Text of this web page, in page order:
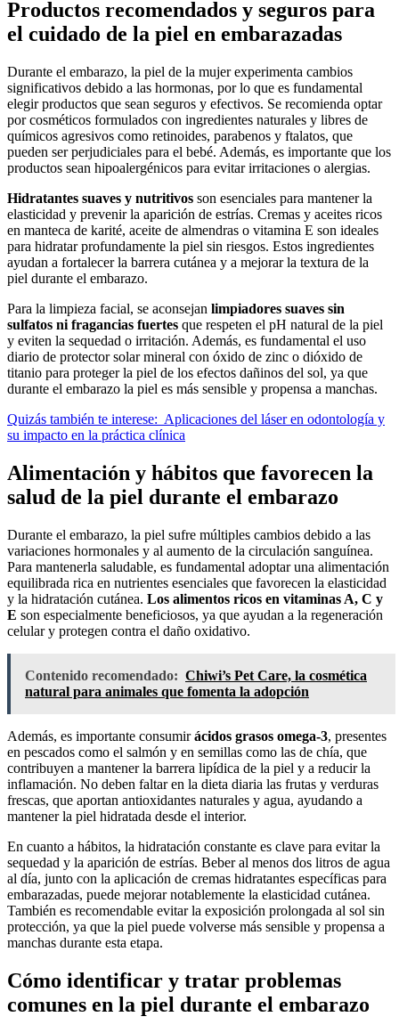
Productos recomendados y seguros para
el cuidado de la piel en embarazadas
Durante el embarazo, la piel de la mujer experimenta cambios
significativos debido a las hormonas, por lo que es fundamental
elegir productos que sean seguros y efectivos. Se recomienda optar
por cosméticos formulados con ingredientes naturales y libres de
químicos agresivos como retinoides, parabenos y ftalatos, que
pueden ser perjudiciales para el bebé. Además, es importante que los
productos sean hipoalergénicos para evitar irritaciones o alergias.
Hidratantes suaves y nutritivos son esenciales para mantener la
elasticidad y prevenir la aparición de estrías. Cremas y aceites ricos
en manteca de karité, aceite de almendras o vitamina E son ideales
para hidratar profundamente la piel sin riesgos. Estos ingredientes
ayudan a fortalecer la barrera cutánea y a mejorar la textura de la
piel durante el embarazo.
Para la limpieza facial, se aconsejan limpiadores suaves sin
sulfatos ni fragancias fuertes que respeten el pH natural de la piel
y eviten la sequedad o irritación. Además, es fundamental el uso
diario de protector solar mineral con óxido de zinc o dióxido de
titanio para proteger la piel de los efectos dañinos del sol, ya que
durante el embarazo la piel es más sensible y propensa a manchas.
Quizás también te interese: Aplicaciones del láser en odontología y
su impacto en la práctica clínica
Alimentación y hábitos que favorecen la
salud de la piel durante el embarazo
Durante el embarazo, la piel sufre múltiples cambios debido a las
variaciones hormonales y al aumento de la circulación sanguínea.
Para mantenerla saludable, es fundamental adoptar una alimentación
equilibrada rica en nutrientes esenciales que favorecen la elasticidad
y la hidratación cutánea. Los alimentos ricos en vitaminas A, C y
E son especialmente beneficiosos, ya que ayudan a la regeneración
celular y protegen contra el daño oxidativo.
Contenido recomendado: Chiwi’s Pet Care, la cosmética
natural para animales que fomenta la adopción
Además, es importante consumirácidos grasos omega-3, presentes
en pescados como el salmón y en semillas como las de chía, que
contribuyen a mantener la barrera lipídica de la piel y a reducir la
inflamación. No deben faltar en la dieta diaria las frutas y verduras
frescas, que aportan antioxidantes naturales y agua, ayudando a
mantener la piel hidratada desde el interior.
En cuanto a hábitos, la hidratación constante es clave para evitar la
sequedad y la aparición de estrías. Beber al menos dos litros de agua
al día, junto con la aplicación de cremas hidratantes específicas para
embarazadas, puede mejorar notablemente la elasticidad cutánea.
También es recomendable evitar la exposición prolongada al sol sin
protección, ya que la piel puede volverse más sensible y propensa a
manchas durante esta etapa.
Cómo identificar y tratar problemas
comunes en la piel durante el embarazo